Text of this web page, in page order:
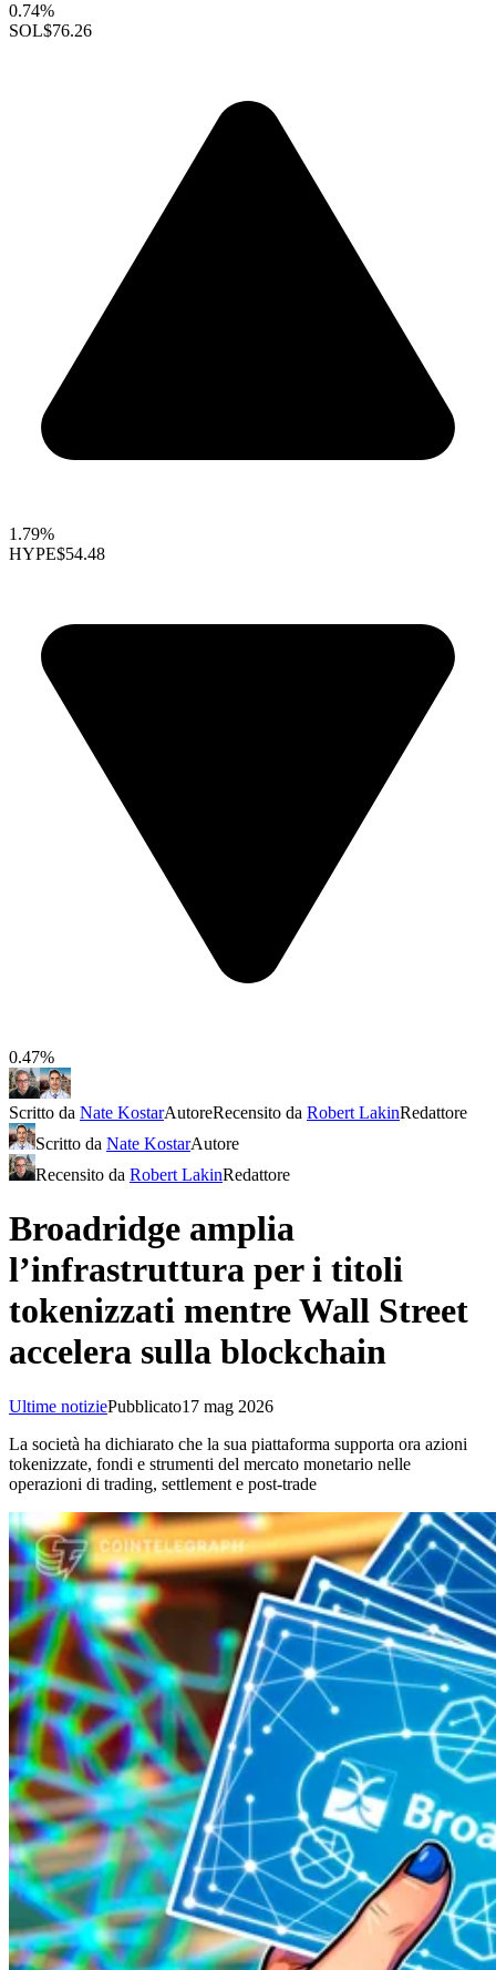
0.74%
SOL$76.26
1.79%
HYPE$54.48
0.47%
Scritto da Nate KostarAutoreRecensito da Robert LakinRedattore
Scritto da Nate KostarAutore
Recensito da Robert LakinRedattore
Broadridge amplia
l’infrastruttura per i titoli
tokenizzati mentre Wall Street
accelera sulla blockchain
Ultime notiziePubblicato17 mag 2026
La società ha dichiarato che la sua piattaforma supporta ora azioni
tokenizzate, fondi e strumenti del mercato monetario nelle
operazioni di trading, settlement e post-trade